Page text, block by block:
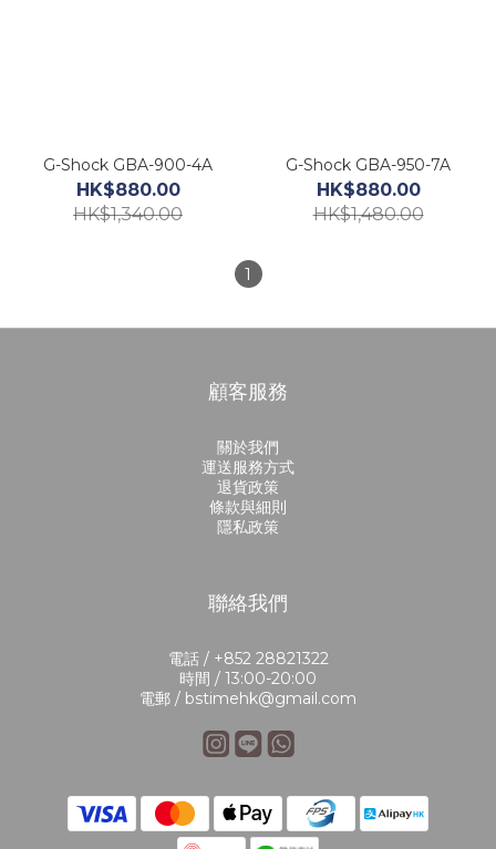
G-Shock GBA-900-4A
HK$880.00
HK$1,340.00
G-Shock GBA-950-7A
HK$880.00
HK$1,480.00
1
顧客服務
關於我們
運送服務方式
退貨政策
條款與細則
隱私政策
聯絡我們
電話 / +852 28821322
時間 / 13:00-20:00
電郵 / bstimehk@gmail.com